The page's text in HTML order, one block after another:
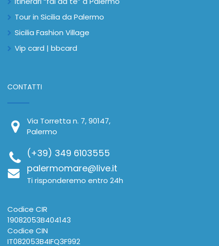
Tour in Sicilia da Palermo
Sicilia Fashion Village
Vip card | bbcard
CONTATTI
Via Torretta n. 7, 90147,
Palermo
(+39) 349 6103555
palermomare@live.it
Ti risponderemo entro 24h
Codice CIR
19082053B404143
Codice CIN
IT082053B4IFQ3F992